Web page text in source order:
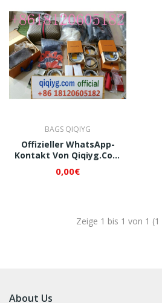
BAGS QIQIYG
Offizieller WhatsApp-
Kontakt Von Qiqiyg.com
Luxushandtaschen Im
Dropshipping
0,00€
Zeige 1 bis 1 von 1 (1
About Us